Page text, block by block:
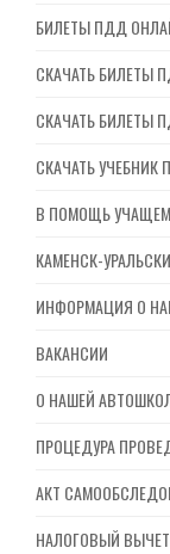
БИЛЕТЫ ПДД
СКАЧАТЬ БИЛЕТЫ
СКАЧАТЬ БИЛЕТЫ
СКАЧАТЬ УЧЕБНИК
В ПОМОЩЬ
КАМЕНСК-
ИНФОРМАЦИЯ О
ВАКАНСИИ
О НАШЕЙ
ПРОЦЕДУРА
АКТ
НАЛОГОВЫЙ ВЫЧЕТ